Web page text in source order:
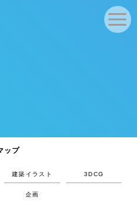
ップ
建築イラスト 3DCG
企画